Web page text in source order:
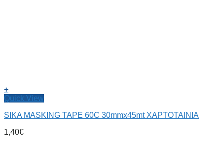
+
Quick View
SIKA MASKING TAPE 60C 30mmx45mt ΧΑΡΤΟΤΑΙΝΙΑ
1,40€